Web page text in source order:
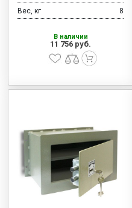
Вес, кг
8
В наличии
11 756 руб.